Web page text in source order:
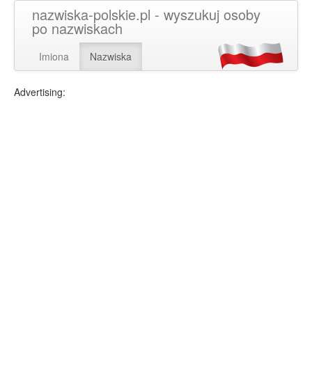
nazwiska-polskie.pl - wyszukuj osoby
po nazwiskach
Imiona Nazwiska
Advertising: